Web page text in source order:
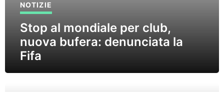
NOTIZIE
Stop al mondiale per club,
nuova bufera: denunciata la
Fifa